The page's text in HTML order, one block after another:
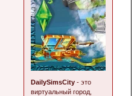
DailySimsCity- это
виртуальный город,